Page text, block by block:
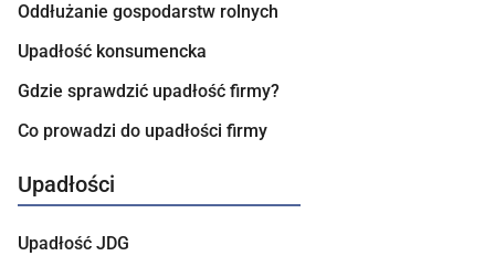
Oddłużanie gospodarstw rolnych
Upadłość konsumencka
Gdzie sprawdzić upadłość firmy?
Co prowadzi do upadłości firmy
Upadłości
Upadłość JDG